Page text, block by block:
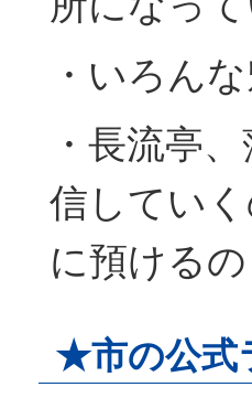
・いろん
・長流亭
信してい
に預けるの
★市の公式